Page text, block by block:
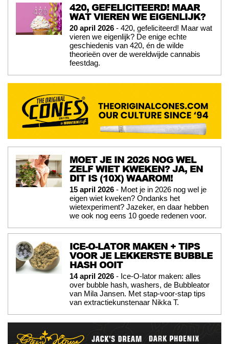
420, GEFELICITEERD! MAAR
WAT VIEREN WE EIGENLIJK?
20 april 2026 - 420, gefeliciteerd! Maar wat
vieren we eigenlijk? De enige echte
geschiedenis van 420, én de wilde
theorieën over de wereldwijde cannabis
feestdag.
MOET JE IN 2026 NOG WEL
ZELF WIET KWEKEN? JA, EN
DIT IS (10X) WAAROM!
15 april 2026 - Moet je in 2026 nog wel je
eigen wiet kweken? Ondanks het
wietexperiment? Jazeker, en daar hebben
we ook nog eens 10 goede redenen voor.
ICE-O-LATOR MAKEN + TIPS
VOOR JE LEKKERSTE BUBBLE
HASH OOIT
14 april 2026 - Ice-O-lator maken: alles
over bubble hash, washers, de Bubbleator
van Mila Jansen. Met stap-voor-stap tips
van extractiekunstenaar Nikka T.